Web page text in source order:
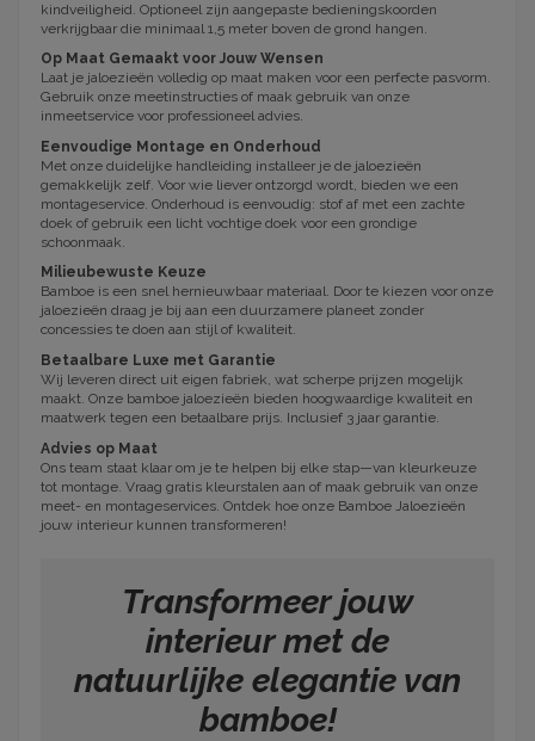
kindveiligheid. Optioneel zijn aangepaste bedieningskoorden
verkrijgbaar die minimaal 1,5 meter boven de grond hangen.
Op Maat Gemaakt voor Jouw Wensen
Laat je jaloezieën volledig op maat maken voor een perfecte pasvorm.
Gebruik onze meetinstructies of maak gebruik van onze
inmeetservice voor professioneel advies.
Eenvoudige Montage en Onderhoud
Met onze duidelijke handleiding installeer je de jaloezieën
gemakkelijk zelf. Voor wie liever ontzorgd wordt, bieden we een
montageservice. Onderhoud is eenvoudig: stof af met een zachte
doek of gebruik een licht vochtige doek voor een grondige
schoonmaak.
Milieubewuste Keuze
Bamboe is een snel hernieuwbaar materiaal. Door te kiezen voor onze
jaloezieën draag je bij aan een duurzamere planeet zonder
concessies te doen aan stijl of kwaliteit.
Betaalbare Luxe met Garantie
Wij leveren direct uit eigen fabriek, wat scherpe prijzen mogelijk
maakt. Onze bamboe jaloezieën bieden hoogwaardige kwaliteit en
maatwerk tegen een betaalbare prijs. Inclusief 3 jaar garantie.
Advies op Maat
Ons team staat klaar om je te helpen bij elke stap—van kleurkeuze
tot montage. Vraag gratis kleurstalen aan of maak gebruik van onze
meet- en montageservices. Ontdek hoe onze Bamboe Jaloezieën
jouw interieur kunnen transformeren!
Transformeer jouw
interieur met de
natuurlijke elegantie van
bamboe!